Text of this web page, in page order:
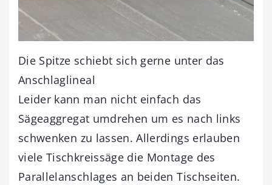
Die Spitze schiebt sich gerne unter das
Anschlaglineal
Leider kann man nicht einfach das
Sägeaggregat umdrehen um es nach links
schwenken zu lassen. Allerdings erlauben
viele Tischkreissäge die Montage des
Parallelanschlages an beiden Tischseiten.